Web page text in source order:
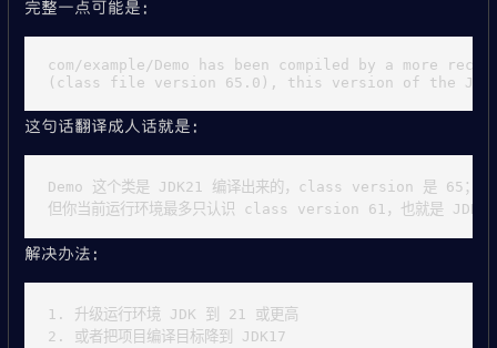
完整一点可能是：
com/example/Demo has been compiled by a more
这句话翻译成人话就是：
Demo 这个类是 JDK21 编译出来的，class version 是 65；
解决办法：
1. 升级运行环境 JDK 到 21 或更高